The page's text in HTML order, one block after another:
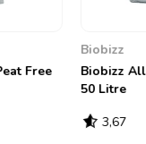
Juju Royal Biobizz Coco